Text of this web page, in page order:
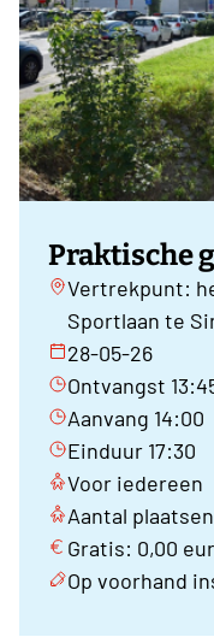
Praktische
Vertrekpunt:
Sportlaan te
28-05-26
Ontvangst
Aanvang 14:00
Einduur 17:30
Voor iedereen
Aantal
Gratis: 0,00
Op voorhand